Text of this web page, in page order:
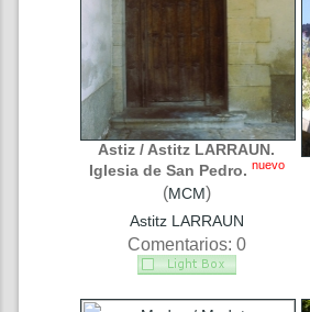
Astiz / Astitz LARRAUN.
Iglesia de San Pedro. nuevo
(MCM)
Astitz LARRAUN
Comentarios: 0